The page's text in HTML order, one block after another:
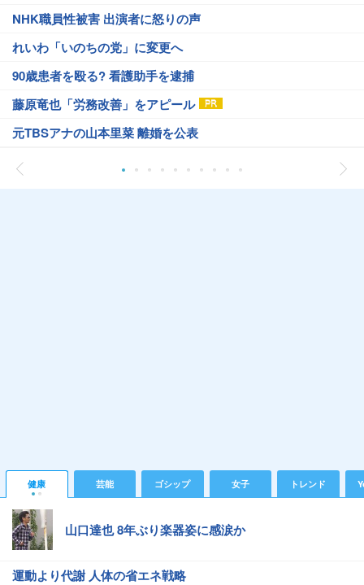
NHK職員性被害 出演者に怒りの声
れいわ「いのちの党」に変更へ
90歳患者を殴る? 看護助手を逮捕
藤原竜也「労務改善」をアピール
元TBSアナの山本里菜 離婚を公表
健康 芸能 ゴシップ 女子 トレンド
山口達也 8年ぶり楽器姿に感涙か
運動より代謝 人体の省エネ戦略